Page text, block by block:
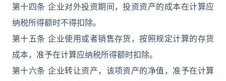
第十四条 企业对外投资期间，投资资产的成本在计算应
纳税所得额时不得扣除。
第十五条 企业使用或者销售存货，按照规定计算的存货
成本，准予在计算应纳税所得额时扣除。
第十六条 企业转让资产，该项资产的净值，准予在计算